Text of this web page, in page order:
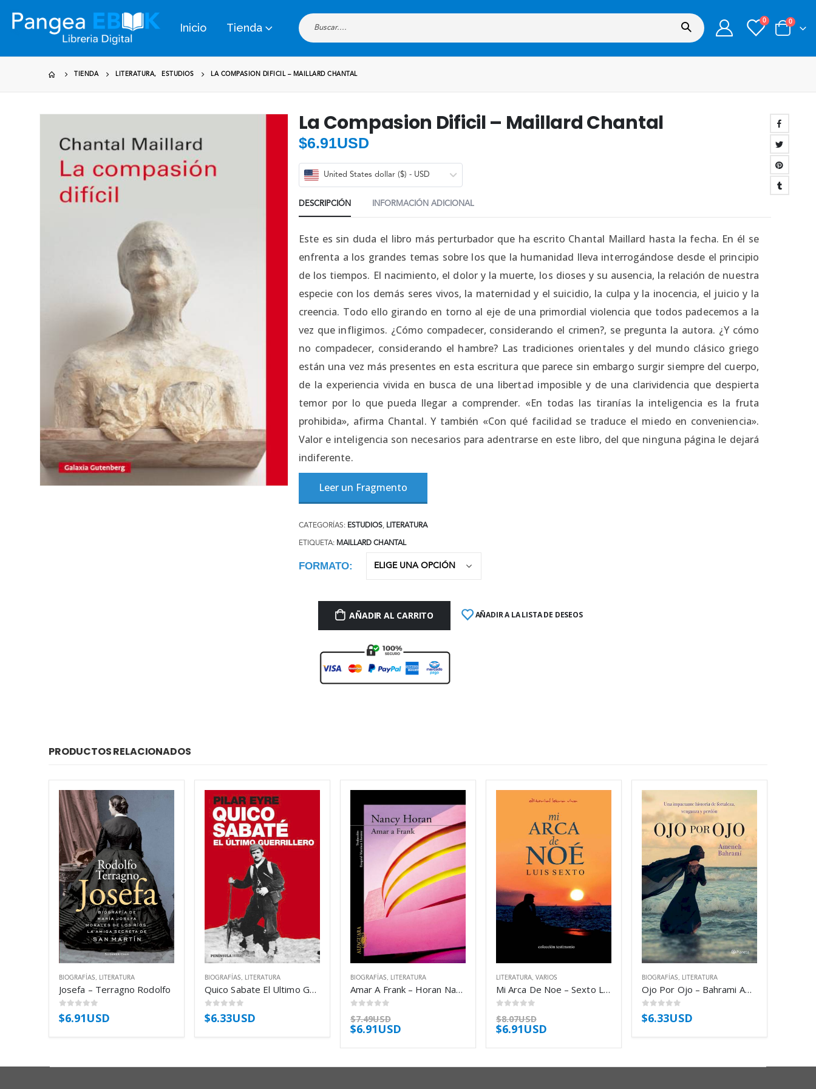
Inicio Tienda
0 0
TIENDA LITERATURA, ESTUDIOS LA COMPASION DIFICIL – MAILLARD CHANTAL
La Compasion Dificil – Maillard Chantal
$6.91USD
United States dollar ($) - USD
DESCRIPCIÓN INFORMACIÓN ADICIONAL
Este es sin duda el libro más perturbador que ha escrito Chantal Maillard hasta la fecha. En él se
enfrenta a los grandes temas sobre los que la humanidad lleva interrogándose desde el principio
de los tiempos. El nacimiento, el dolor y la muerte, los dioses y su ausencia, la relación de nuestra
especie con los demás seres vivos, la maternidad y el suicidio, la culpa y la inocencia, el juicio y la
creencia. Todo ello girando en torno al eje de una primordial violencia que todos padecemos a la
vez que infligimos. ¿Cómo compadecer, considerando el crimen?, se pregunta la autora. ¿Y cómo
no compadecer, considerando el hambre? Las tradiciones orientales y del mundo clásico griego
están una vez más presentes en esta escritura que parece sin embargo surgir siempre del cuerpo,
de la experiencia vivida en busca de una libertad imposible y de una clarividencia que despierta
temor por lo que pueda llegar a comprender. «En todas las tiranías la inteligencia es la fruta
prohibida», afirma Chantal. Y también «Con qué facilidad se traduce el miedo en conveniencia».
Valor e inteligencia son necesarios para adentrarse en este libro, del que ninguna página le dejará
indiferente.
Leer un Fragmento
CATEGORÍAS: ESTUDIOS, LITERATURA
ETIQUETA: MAILLARD CHANTAL
FORMATO
AÑADIR AL CARRITO AÑADIR A LA LISTA DE DESEOS
PRODUCTOS RELACIONADOS
BIOGRAFÍAS LITERATURA
Josefa – Terragno Rodolfo
0out of 5
$6.91USD
BIOGRAFÍAS LITERATURA
Quico Sabate El Ultimo Guerrillero – Eyre Pilar
0out of 5
$6.33USD
BIOGRAFÍAS LITERATURA
Amar A Frank – Horan Nancy
$7.49USD
$6.91USD
LITERATURA VARIOS
Mi Arca De Noe – Sexto Luis
$8.07USD
$6.91USD
BIOGRAFÍAS LITERATURA
Ojo Por Ojo – Bahrami Ameneh
0out of 5
$6.33USD